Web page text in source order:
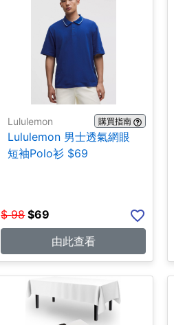
Lululemon 購買指南
Lululemon 男士透氣網眼
短袖Polo衫 $69
$ 98 $69
由此查看